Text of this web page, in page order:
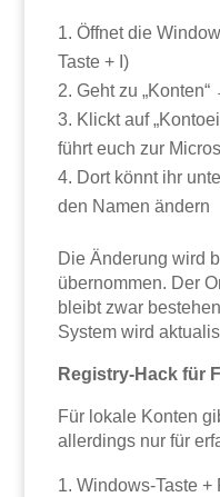
Öffnet die
Taste + I)
Geht zu „Konten“
Klickt auf
führt euch zur
Dort könnt ihr
den Namen ändern
Die Änderung wird
übernommen. Der
bleibt zwar
System wird
Registry-Hack für
Für lokale Konten
allerdings nur für
Windows-Taste +